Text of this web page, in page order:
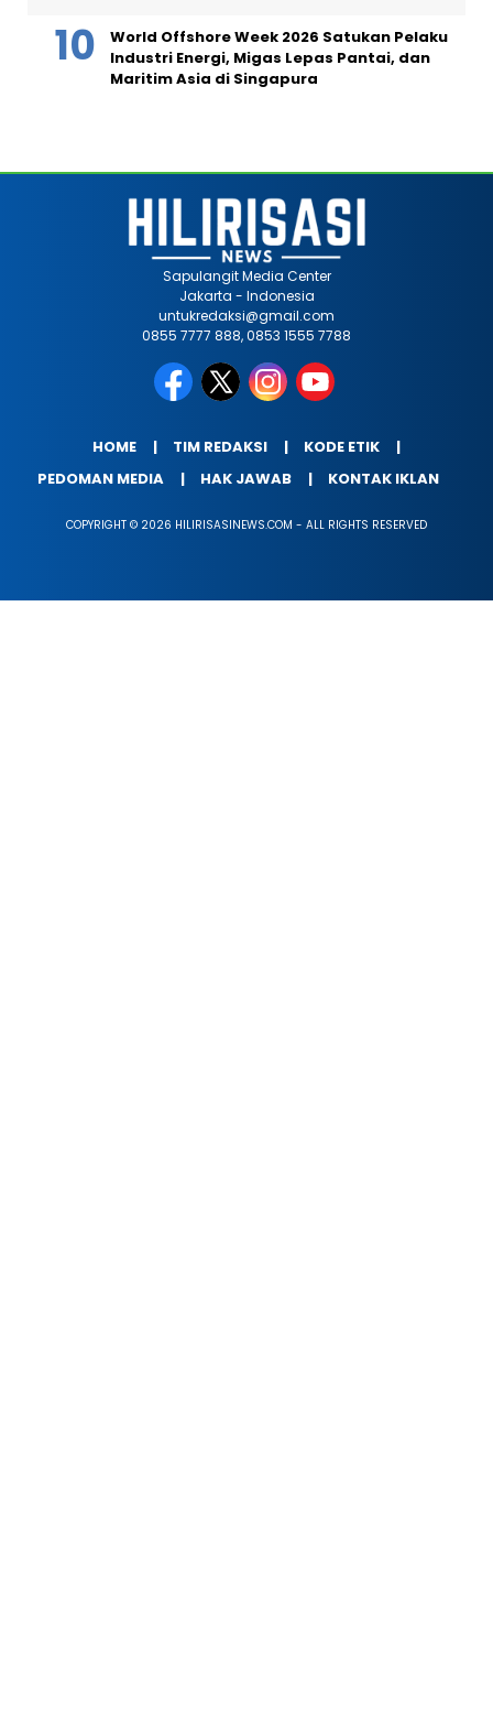
World Offshore Week 2026 Satukan Pelaku
Industri Energi, Migas Lepas Pantai, dan
Maritim Asia di Singapura
Sapulangit Media Center
Jakarta - Indonesia
untukredaksi@gmail.com
0855 7777 888, 0853 1555 7788
HOME TIM REDAKSI
KODE ETIK
PEDOMAN MEDIA
HAK JAWAB KONTAK IKLAN
COPYRIGHT © 2026 HILIRISASINEWS.COM - ALL RIGHTS RESERVED